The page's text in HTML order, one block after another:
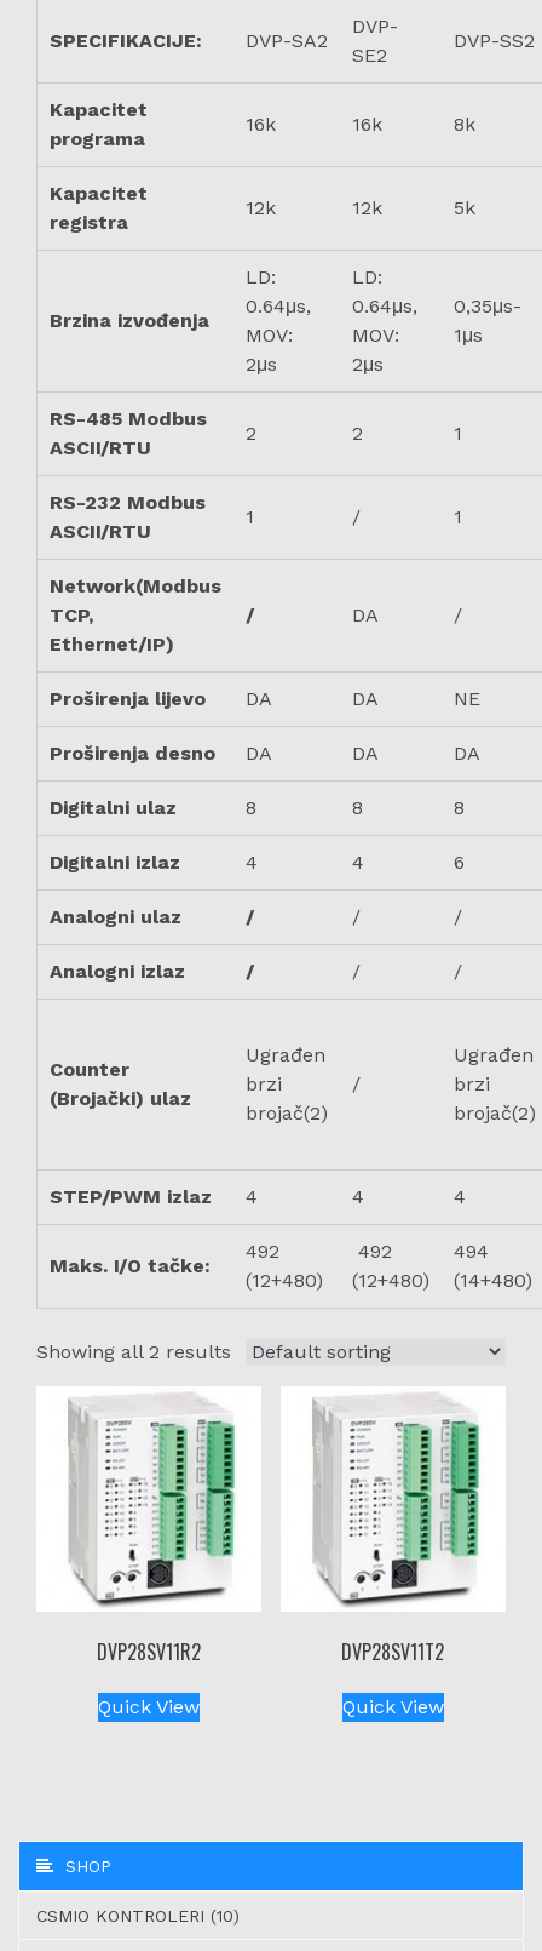
SPECIFIKACIJE: DVP-SA2
DVP-
SE2
DVP-SS2
Kapacitet
programa
16k 16k 8k
Kapacitet
registra
12k 12k 5k
Brzina izvođenja
LD:
0.64μs,
MOV:
2μs
LD:
0.64μs,
MOV:
2μs
0,35μs-
1μs
RS-485 Modbus
ASCII/RTU
2 2 1
RS-232 Modbus
ASCII/RTU
1 / 1
Network(Modbus
TCP,
Ethernet/IP)
/ DA /
Proširenja lijevo DA DA NE
Proširenja desno DA DA DA
Digitalni ulaz 8 8 8
Digitalni izlaz 4 4 6
Analogni ulaz / / /
Analogni izlaz / / /
Counter
(Brojački) ulaz
Ugrađen
brzi
brojač(2)
/
Ugrađen
brzi
brojač(2)
STEP/PWM izlaz 4 4 4
Maks. I/O tačke:
492
(12+480)
492
(12+480)
494
(14+480)
Showing all 2 results
DVP28SV11R2
Quick View
DVP28SV11T2
Quick View
SHOP
CSMIO KONTROLERI (10)